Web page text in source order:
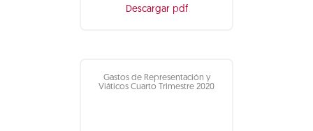
Descargar pdf
Gastos de Representación y
Viáticos Cuarto Trimestre 2020